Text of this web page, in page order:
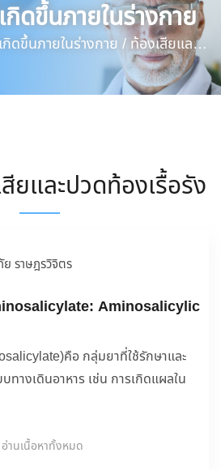
ดขึ้นภายในร่างกาย
ดขึ้นภายในร่างกาย / ท้องเสียและ
ยและปวดท้องเรื้อรัง
ย ราษฎรวิจิตร
Aminosalicylic
คือ กลุ่มยาที่ใช้รักษาและ
ทางเดินอาหาร เช่น การเกิดแผลใน
อ่านเนื้อหาทั้งหมด